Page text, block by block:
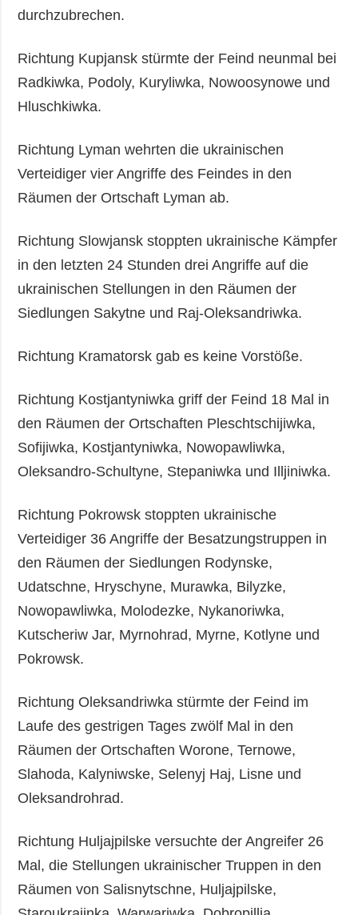
durchzubrechen.
Richtung Kupjansk stürmte der Feind neunmal bei
Radkiwka, Podoly, Kuryliwka, Nowoosynowe und
Hluschkiwka.
Richtung Lyman wehrten die ukrainischen
Verteidiger vier Angriffe des Feindes in den
Räumen der Ortschaft Lyman ab.
Richtung Slowjansk stoppten ukrainische Kämpfer
in den letzten 24 Stunden drei Angriffe auf die
ukrainischen Stellungen in den Räumen der
Siedlungen Sakytne und Raj-Oleksandriwka.
Richtung Kramatorsk gab es keine Vorstöße.
Richtung Kostjantyniwka griff der Feind 18 Mal in
den Räumen der Ortschaften Pleschtschijiwka,
Sofijiwka, Kostjantyniwka, Nowopawliwka,
Oleksandro-Schultyne, Stepaniwka und Illjiniwka.
Richtung Pokrowsk stoppten ukrainische
Verteidiger 36 Angriffe der Besatzungstruppen in
den Räumen der Siedlungen Rodynske,
Udatschne, Hryschyne, Murawka, Bilyzke,
Nowopawliwka, Molodezke, Nykanoriwka,
Kutscheriw Jar, Myrnohrad, Myrne, Kotlyne und
Pokrowsk.
Richtung Oleksandriwka stürmte der Feind im
Laufe des gestrigen Tages zwölf Mal in den
Räumen der Ortschaften Worone, Ternowe,
Slahoda, Kalyniwske, Selenyj Haj, Lisne und
Oleksandrohrad.
Richtung Huljajpilske versuchte der Angreifer 26
Mal, die Stellungen ukrainischer Truppen in den
Räumen von Salisnytschne, Huljajpilske,